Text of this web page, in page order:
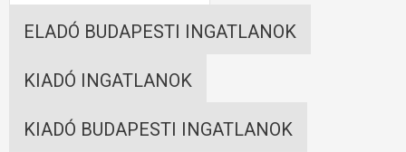
ELADÓ BUDAPESTI INGATLANOK
KIADÓ INGATLANOK
KIADÓ BUDAPESTI INGATLANOK